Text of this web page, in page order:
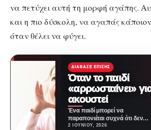
να πετύχει αυτή τη μορφή αγάπης.
και η πιο δύσκολη, να αγαπάς
όταν θέλει να φύγει.
ΔΙΆΒΑΣΕ ΕΠΊΣΗΣ
Όταν το παιδί
«αρρωσταίνει»
ακουστεί
Ένα παιδί μπορεί να
παραπονιέται συχνά ότι δεν
νιώθει καλά. Θα σας πει ότι
2 ΙΟΥΝΊΟΥ, 2026